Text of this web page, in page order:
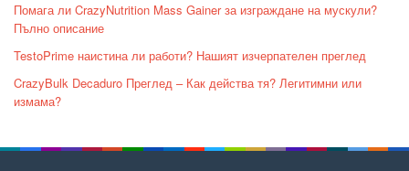
Помага ли CrazyNutrition Mass Gainer за изграждане на мускули?
Пълно описание
TestoPrime наистина ли работи? Нашият изчерпателен преглед
CrazyBulk Decaduro Преглед – Как действа тя? Легитимни или
измама?